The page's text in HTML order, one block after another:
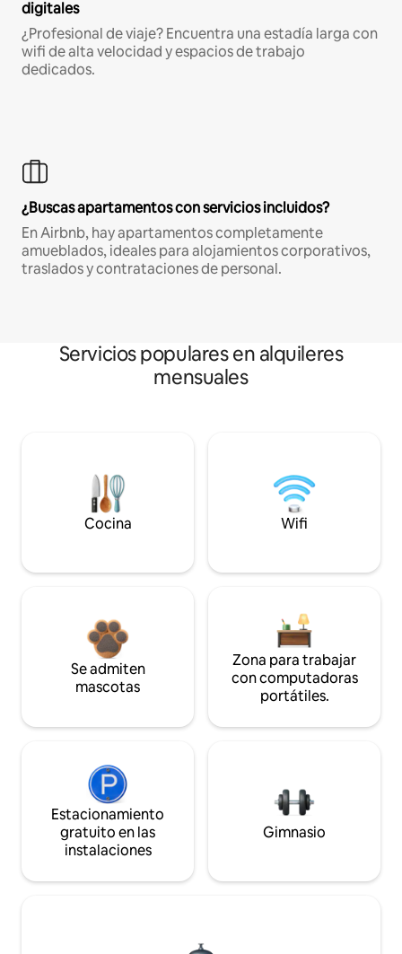
digitales
¿Profesional de viaje? Encuentra una estadía larga con
wifi de alta velocidad y espacios de trabajo
dedicados.
¿Buscas apartamentos con servicios incluidos?
En Airbnb, hay apartamentos completamente
amueblados, ideales para alojamientos corporativos,
traslados y contrataciones de personal.
Servicios populares en alquileres
mensuales
Cocina Wifi
Se admiten
mascotas
Zona para trabajar
con computadoras
portátiles.
Estacionamiento
gratuito en las
instalaciones
Gimnasio